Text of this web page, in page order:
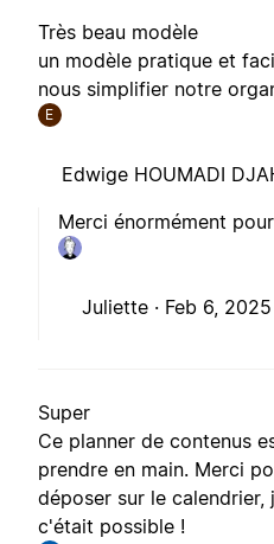
Très beau modèle
un modèle pratique et
nous simplifier notre
E
Edwige HOUMADI
Merci énormément
Juliette · Feb 6, 2025
Super
Ce planner de contenus
prendre en main. Merci
déposer sur le calendrier,
c'était possible !